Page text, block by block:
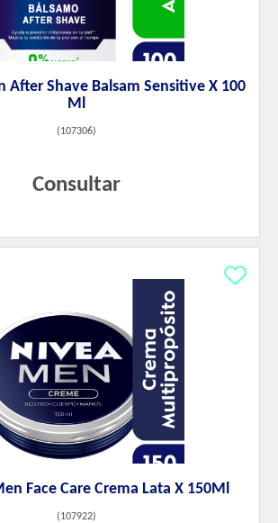
After Shave Balsam Sensitive X 100
Ml
(107306)
Consultar
Face Care Crema Lata X 150Ml
(107922)